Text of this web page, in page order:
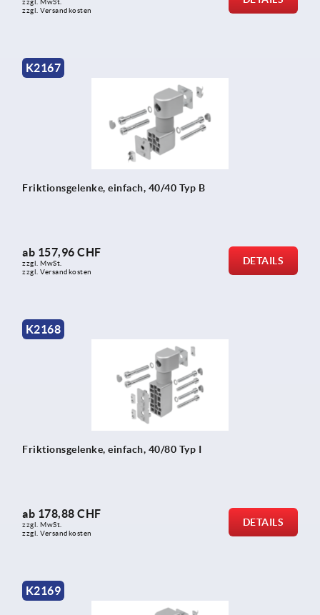
zzgl. MwSt.
zzgl. Versandkosten
K2167
Friktionsgelenke, einfach, 40/40 Typ B
ab 157,96 CHF
zzgl. MwSt.
zzgl. Versandkosten
DETAILS
K2168
Friktionsgelenke, einfach, 40/80 Typ I
ab 178,88 CHF
zzgl. MwSt.
zzgl. Versandkosten
DETAILS
K2169